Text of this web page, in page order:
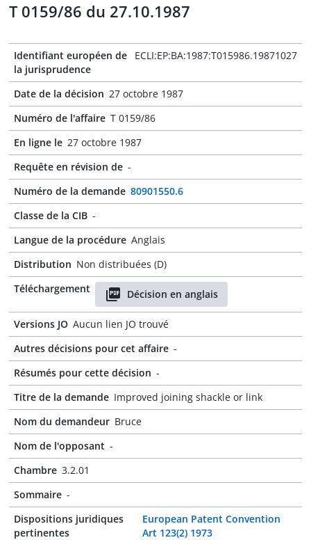
T 0159/86 du 27.10.1987
Identifiant européen de
la jurisprudence
ECLI:EP:BA:1987:T015986.19871027
Date de la décision 27 octobre 1987
Numéro de l'affaire T 0159/86
En ligne le 27 octobre 1987
Requête en révision de -
Numéro de la demande 80901550.6
Classe de la CIB -
Langue de la procédure Anglais
Distribution Non distribuées (D)
Téléchargement
Décision en anglais
Versions JO Aucun lien JO trouvé
Autres décisions pour cet affaire -
Résumés pour cette décision -
Titre de la demande Improved joining shackle or link
Nom du demandeur Bruce
Nom de l'opposant -
Chambre 3.2.01
Sommaire -
Dispositions juridiques
pertinentes
European Patent Convention
Art 123(2) 1973